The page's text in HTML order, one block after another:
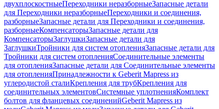
двухплоскостныеПереходники неразборныеЗапасные детали
для Переходники неразборныеПереходники и соединения,
разборныеЗапасные детали для Переходники и соединения,
разборныеКомпенсаторыЗапасные детали для
КомпенсаторыЗаглушкиЗапасные детали для
ЗаглушкиТройники для систем отопленияЗапасные детали для
Тройники для систем отопленияСоединительные элементы
для отопленияЗапасные детали для Соединительные элементы
для отопленияПринадлежности к Geberit Mapress из
углеродистой сталиКрепления для трубКрепления для
соединительных элементовСистемные уплотненияКомплект
болтов для фланцевых соединенийGeberit Mapress из